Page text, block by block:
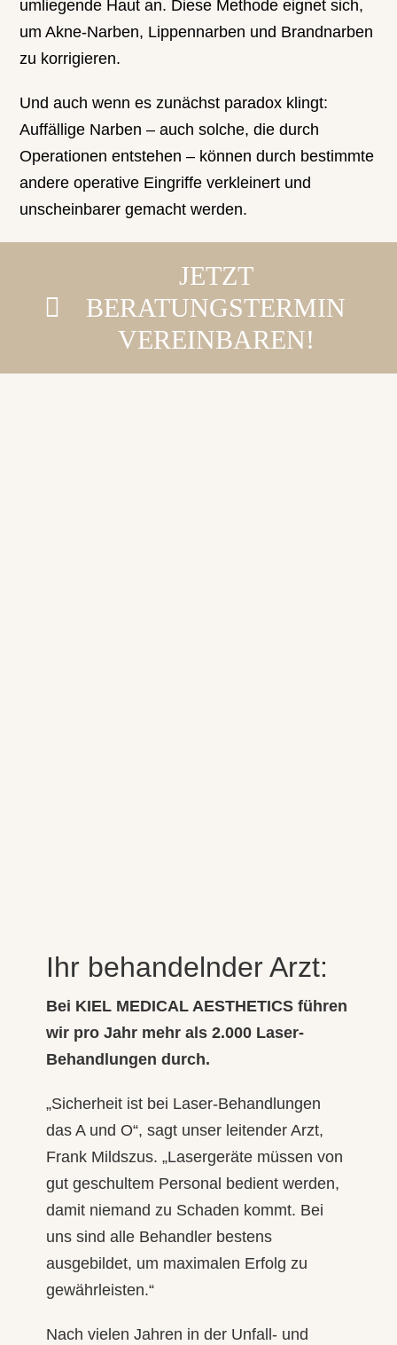
umliegende Haut an. Diese Methode eignet sich,
um Akne-Narben, Lippennarben und Brandnarben
zu korrigieren.
Und auch wenn es zunächst paradox klingt:
Auffällige Narben – auch solche, die durch
Operationen entstehen – können durch bestimmte
andere operative Eingriffe verkleinert und
unscheinbarer gemacht werden.
JETZT
BERATUNGSTERMIN
VEREINBAREN!
Ihr behandelnder Arzt:
Bei KIEL MEDICAL AESTHETICS führen
wir pro Jahr mehr als 2.000 Laser-
Behandlungen durch.
„Sicherheit ist bei Laser-Behandlungen
das A und O“, sagt unser leitender Arzt,
Frank Mildszus. „Lasergeräte müssen von
gut geschultem Personal bedient werden,
damit niemand zu Schaden kommt. Bei
uns sind alle Behandler bestens
ausgebildet, um maximalen Erfolg zu
gewährleisten.“
Nach vielen Jahren in der Unfall- und